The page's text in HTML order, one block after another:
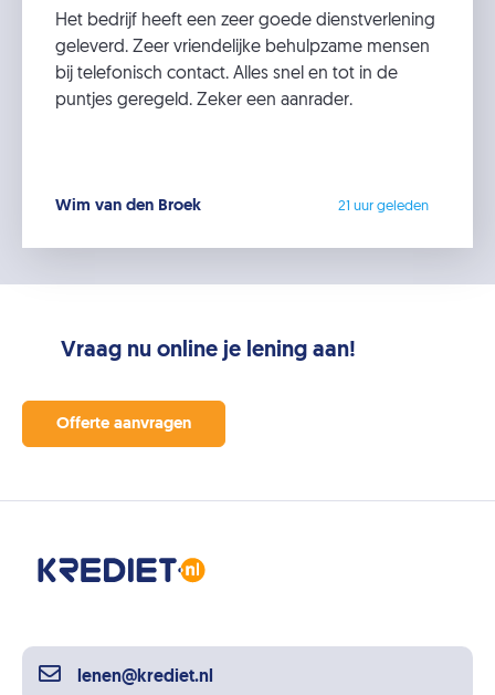
Het bedrijf heeft een zeer goede dienstverlening
geleverd. Zeer vriendelijke behulpzame mensen
bij telefonisch contact. Alles snel en tot in de
puntjes geregeld. Zeker een aanrader.
Wim van den Broek 21 uur geleden
Vraag nu online je lening aan!
Offerte aanvragen
lenen@krediet.nl